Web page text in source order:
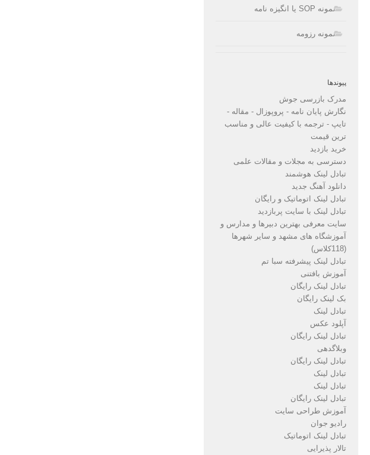
نمونه SOP یا انگیزه نامه
نمونه رزومه
پیوندها
مدرک بازرسی جوش
نگارش پایان نامه - پروپوزال - مقاله -
تایپ - ترجمه با کیفیت عالی و مناسب
ترین قیمت
خرید بازدید
دسترسی به مجلات و مقالات علمی
تبادل لینک هوشمند
دانلود آهنگ جدید
تبادل لینک اتوماتیک و رایگان
تبادل لینک با سایت پربازدید
سایت معرفی بهترین دبیرها و مدارس و
آموزشگاه های مشهد و سایر شهرها
(118کلاس)
تبادل لینک پیشرفته سبا تم
آموزش بافتنی
تبادل لینک رایگان
بک لینک رایگان
تبادل لینک
آپلود عکس
تبادل لینک رایگان
وبلاگدهی
تبادل لینک رایگان
تبادل لینک
تبادل لینک
تبادل لینک رایگان
آموزش طراحی سایت
رادیو جوان
تبادل لینک اتوماتیک
تالار پذیرایی